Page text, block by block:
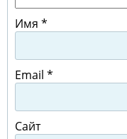
Имя *
Email *
Сайт